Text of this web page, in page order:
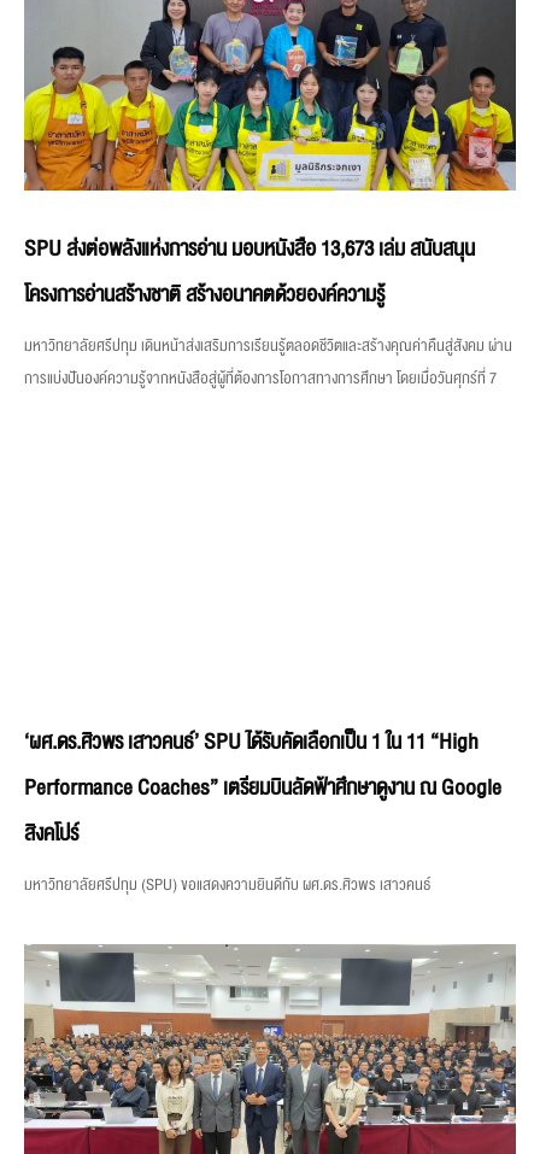
SPU ส่งต่อพลังแห่งการอ่าน มอบหนังสือ 13,673 เล่ม สนับสนุน
โครงการอ่านสร้างชาติ สร้างอนาคตด้วยองค์ความรู้
มหาวิทยาลัยศรีปทุม เดินหน้าส่งเสริมการเรียนรู้ตลอดชีวิตและสร้างคุณค่าคืนสู่สังคม ผ่าน
การแบ่งปันองค์ความรู้จากหนังสือสู่ผู้ที่ต้องการโอกาสทางการศึกษา โดยเมื่อวันศุกร์ที่ 7
‘ผศ.ดร.ศิวพร เสาวคนธ์’ SPU ได้รับคัดเลือกเป็น 1 ใน 11 “High
Performance Coaches” เตรียมบินลัดฟ้าศึกษาดูงาน ณ Google
สิงคโปร์
มหาวิทยาลัยศรีปทุม (SPU) ขอแสดงความยินดีกับ ผศ.ดร.ศิวพร เสาวคนธ์